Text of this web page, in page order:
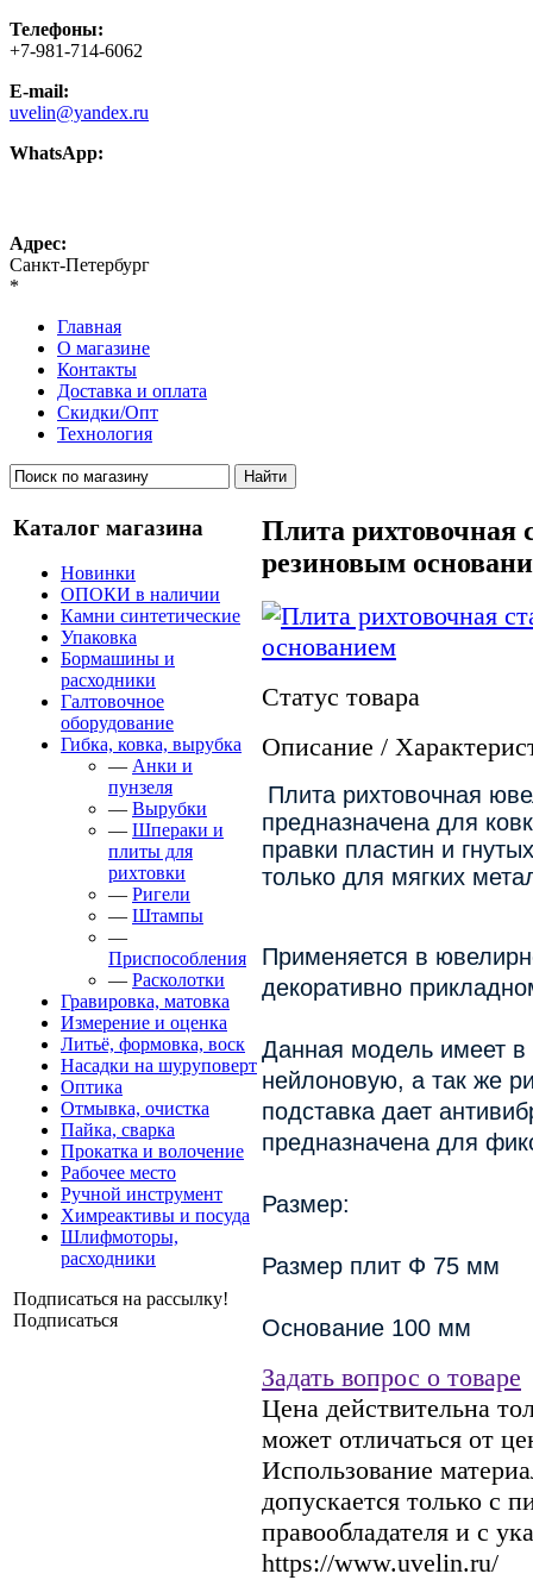
Телефоны:
+7-981-714-6062
E-mail:
uvelin@yandex.ru
WhatsApp:
Адрес:
Санкт-Петербург
*
Главная
О магазине
Контакты
Доставка и оплата
Скидки/Опт
Технология
Каталог магазина
Новинки
ОПОКИ в наличии
Камни синтетические
Упаковка
Бормашины и
расходники
Галтовочное
оборудование
Гибка, ковка, вырубка
— Анки и
пунзеля
— Вырубки
— Шпераки и
плиты для
рихтовки
— Ригели
— Штампы
—
Приспособления
— Расколотки
Гравировка, матовка
Измерение и оценка
Литьё, формовка, воск
Насадки на шуруповерт
Оптика
Отмывка, очистка
Пайка, сварка
Прокатка и волочение
Рабочее место
Ручной инструмент
Химреактивы и посуда
Шлифмоторы,
расходники
Подписаться на рассылку!
Подписаться
Плита рихтовочная
резиновым
Статус товара
Описание /
Плита рихтовочная
предназначена для
правки пластин и
только для мягких
Применяется в
декоративно
Данная модель имеет
нейлоновую, а так же
подставка дает
предназначена для
Размер:
Размер плит Ф 75 мм
Основание 100 мм
Задать вопрос о товаре
Цена действительна
может отличаться от
Использование
допускается только с
правообладателя и с
https://www.uvelin.ru/